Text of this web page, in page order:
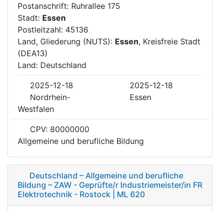
Postanschrift: Ruhrallee 175
Stadt: Essen
Postleitzahl: 45136
Land, Gliederung (NUTS): Essen, Kreisfreie Stadt
(DEA13)
Land: Deutschland
2025-12-18
2025-12-18
Nordrhein-
Westfalen
Essen
CPV: 80000000
Allgemeine und berufliche Bildung
Deutschland – Allgemeine und berufliche
Bildung – ZAW - Geprüfte/r Industriemeister/in FR
Elektrotechnik - Rostock | ML 620